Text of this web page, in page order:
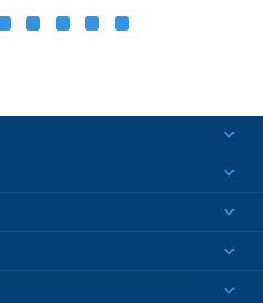
keyboard_arrow_down
keyboard_arrow_down
keyboard_arrow_down
keyboard_arrow_down
keyboard_arrow_down